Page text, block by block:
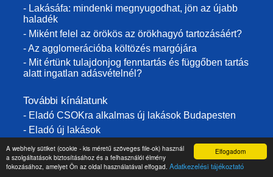
Elfogadom
A webhely sütiket (cookie - kis méretű szöveges file-ok) használ
a szolgáltatások biztosításához és a felhasználói élmény
fokozásához, amelyet Ön az oldal használatával elfogad. Adatkezelési tájékoztató
- Lakásáfa: mindenki megnyugodhat, jön az újabb
haladék
- Miként felel az örökös az örökhagyó tartozásáért?
- Az agglomerációba költözés margójára
- Mit értünk tulajdonjog fenntartás és függőben tartás
alatt ingatlan adásvételnél?
További kínálatunk
- Eladó CSOKra alkalmas új lakások Budapesten
- Eladó új lakások
- Eladó új lakások Budapesten
- Eladó új építésű ingatlan Egerben
- Eladó új építésű ingatlanok Nyíregyházán